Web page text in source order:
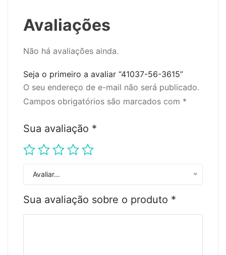
Avaliações
Não há avaliações ainda.
Seja o primeiro a avaliar “41037-56-3615”
O seu endereço de e-mail não será publicado.
Campos obrigatórios são marcados com *
Sua avaliação *
Avaliar…
Sua avaliação sobre o produto *